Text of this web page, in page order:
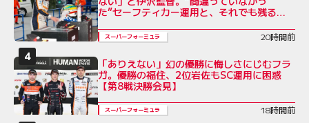
た”セーフティカー運用と、それでも残る不
スーパーフォーミュラ 20時間前
「ありえない」幻の優勝に悔しさにじむフラ
ガ。優勝の福住、2位岩佐もSC運用に困惑
【第8戦決勝会見】
スーパーフォーミュラ 18時間前